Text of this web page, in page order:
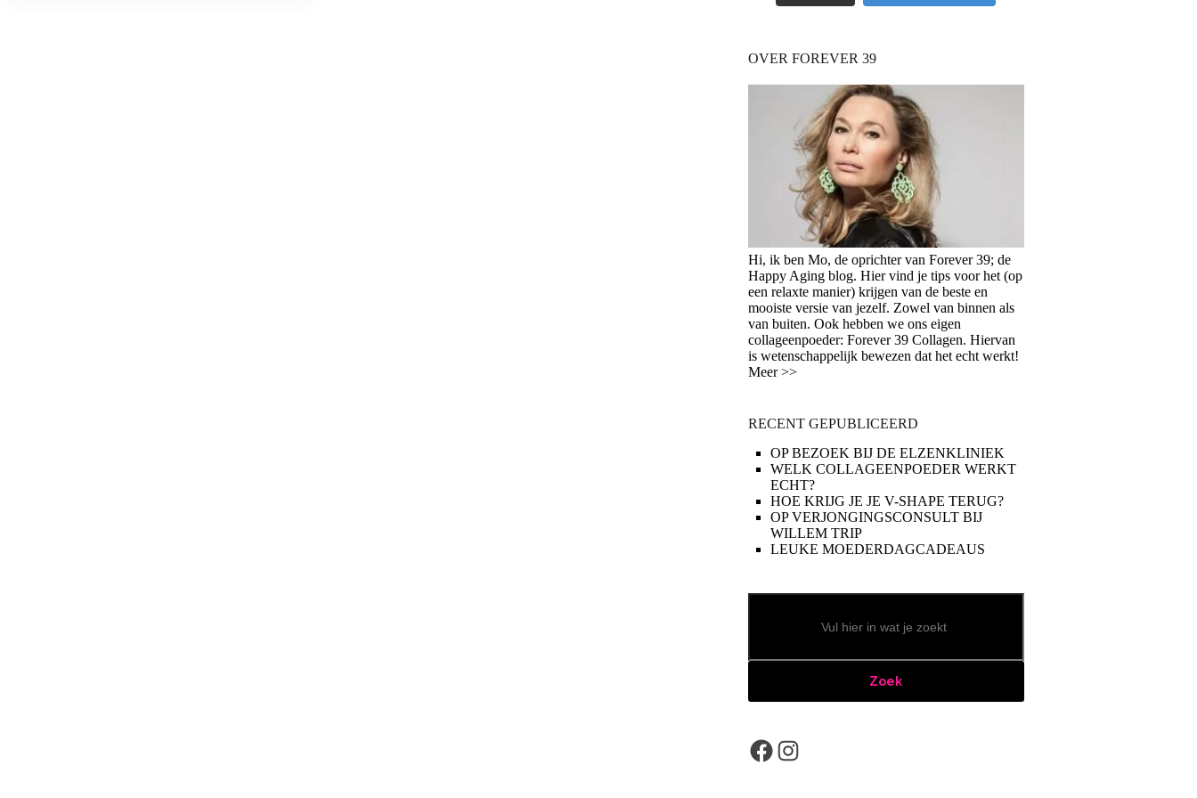
OVER FOREVER 39
Hi, ik ben Mo, de oprichter van Forever 39; de
Happy Aging blog. Hier vind je tips voor het (op
een relaxte manier) krijgen van de beste en
mooiste versie van jezelf. Zowel van binnen als
van buiten. Ook hebben we ons eigen
collageenpoeder: Forever 39 Collagen. Hiervan
is wetenschappelijk bewezen dat het echt werkt!
Meer >>
RECENT GEPUBLICEERD
OP BEZOEK BIJ DE ELZENKLINIEK
WELK COLLAGEENPOEDER WERKT
ECHT?
HOE KRIJG JE JE V-SHAPE TERUG?
OP VERJONGINGSCONSULT BIJ
WILLEM TRIP
LEUKE MOEDERDAGCADEAUS
Zoeken
Zoek
Facebook
Instagram